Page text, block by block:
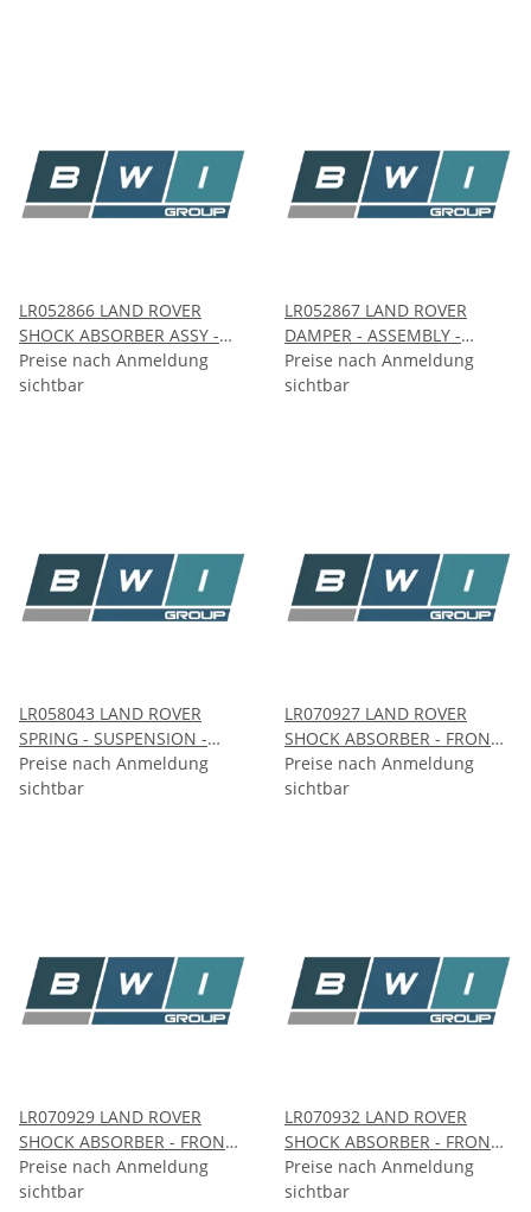
LR052866 LAND ROVER
SHOCK ABSORBER ASSY -
FRONT
Preise nach Anmeldung
sichtbar
LR052867 LAND ROVER
DAMPER - ASSEMBLY -
FRONT SUSPENSION
Preise nach Anmeldung
sichtbar
LR058043 LAND ROVER
SPRING - SUSPENSION -
FRONT
Preise nach Anmeldung
sichtbar
LR070927 LAND ROVER
SHOCK ABSORBER - FRONT -
RH
Preise nach Anmeldung
sichtbar
LR070929 LAND ROVER
SHOCK ABSORBER - FRONT -
LH
Preise nach Anmeldung
sichtbar
LR070932 LAND ROVER
SHOCK ABSORBER - FRONT -
LH
Preise nach Anmeldung
sichtbar